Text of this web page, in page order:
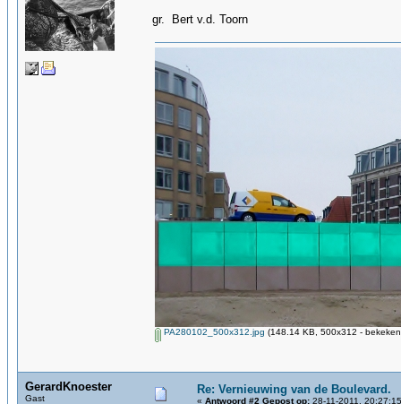
gr. Bert v.d. Toorn
PA280102_500x312.jpg (148.14 KB, 500x312 -
GerardKnoester
Gast
Re: Vernieuwing van de Boulevard.
« Antwoord #2 Gepost op: 28-11-2011,